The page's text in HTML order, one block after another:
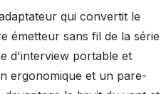
qui convertit le
émetteur sans fil de la série
d'interview portable et
ergonomique et un pare-